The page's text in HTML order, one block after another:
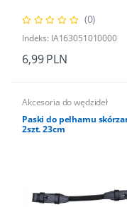
(0)
Indeks: IA163051010000
6,99 PLN
Akcesoria do wędzideł
Paski do pelhamu
2szt. 23cm